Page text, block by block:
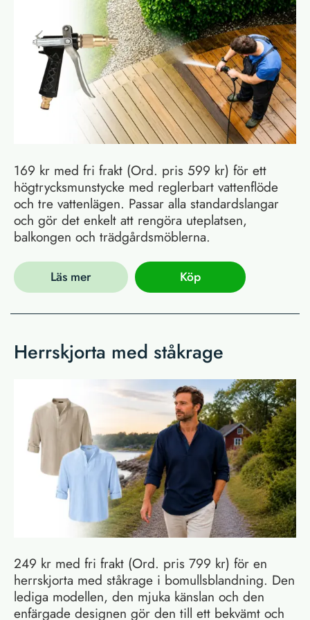
169 kr med fri frakt (Ord. pris 599 kr) för ett
högtrycksmunstycke med reglerbart vattenflöde
och tre vattenlägen. Passar alla standardslangar
och gör det enkelt att rengöra uteplatsen,
balkongen och trädgårdsmöblerna.
Läs mer Köp
Herrskjorta med ståkrage
249 kr med fri frakt (Ord. pris 799 kr) för en
herrskjorta med ståkrage i bomullsblandning. Den
lediga modellen, den mjuka känslan och den
enfärgade designen gör den till ett bekvämt och